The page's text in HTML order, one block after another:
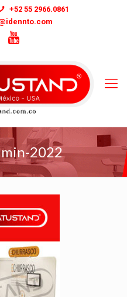
+52 55 2966.0861
2022